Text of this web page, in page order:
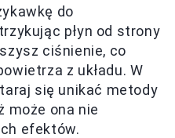
do
płyn od strony
ciśnienie, co
z układu. W
się unikać metody
może ona nie
efektów.